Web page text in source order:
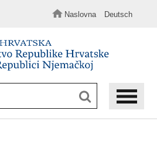
Naslovna Deutsch